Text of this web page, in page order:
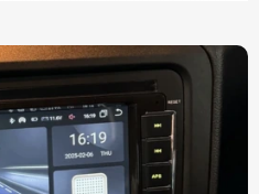
V tomto článku se podrobně
které bude nejlépe vyhovovat